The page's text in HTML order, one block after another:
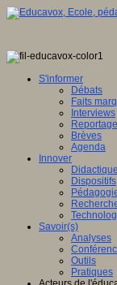
S'informer
Débats
Faits
Interviews
Brèves
Agenda
Innover
Didactique
Dispositifs
Savoir(s)
Analyses
Outils
Pratiques